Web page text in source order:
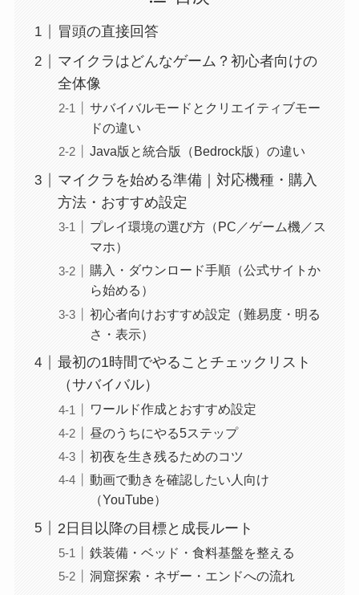
冒頭の直接回答
マイクラはどんなゲーム？初心者向けの
全体像
サバイバルモードとクリエイティブモー
ドの違い
Java版と統合版（Bedrock版）の違い
マイクラを始める準備｜対応機種・購入
方法・おすすめ設定
プレイ環境の選び方（PC／ゲーム機／ス
マホ）
購入・ダウンロード手順（公式サイトか
ら始める）
初心者向けおすすめ設定（難易度・明る
さ・表示）
最初の1時間でやることチェックリスト
（サバイバル）
ワールド作成とおすすめ設定
昼のうちにやる5ステップ
初夜を生き残るためのコツ
動画で動きを確認したい人向け
（YouTube）
2日目以降の目標と成長ルート
鉄装備・ベッド・食料基盤を整える
洞窟探索・ネザー・エンドへの流れ